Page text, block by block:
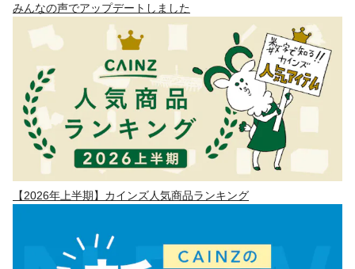
みんなの声でアップデートしました
【2026年上半期】カインズ人気商品ランキング